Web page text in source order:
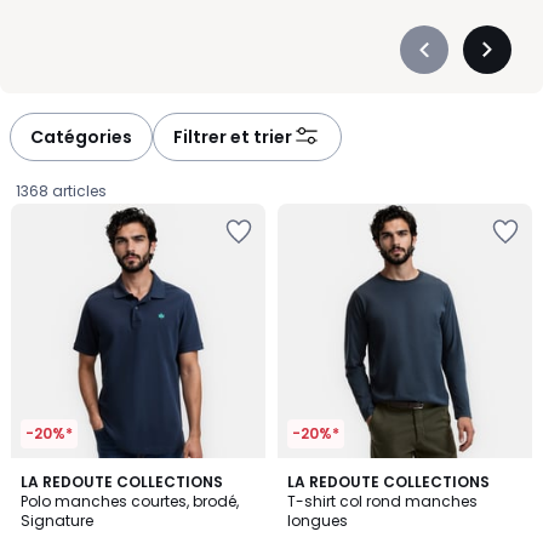
Précédent
Catégories Filtrer et trier
1368 articles
-20%*
LA REDOUTE COLLECTIONS
Polo manches courtes, brodé,
Signature
4,9
/ 5
3
Couleurs
-20%*
LA REDOUTE COLLECTIONS
T-shirt col rond manches
longues
4,8
/ 5
5
Couleurs